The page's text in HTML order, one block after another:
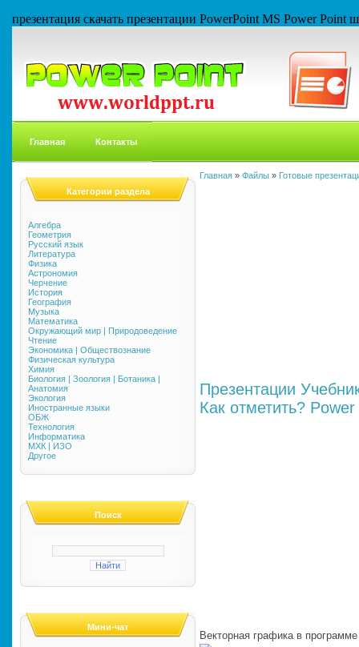
презентация скачать презентации PowerPoint MS Power
Главная Контакты
Категории раздела
Алгебра
Геометрия
Русский язык
Литература
Физика
Астрономия
Черчение
История
География
Музыка
Математика
Окружающий мир | Природоведение
Чтение
Экономика | Обществознание
Физическая культура
Химия
Биология | Зоология | Ботаника |
Анатомия
Экология
Иностранные языки
ОБЖ
Технология
Информатика
МХК | ИЗО
Другое
Поиск
Мини-чат
Главная » Файлы » Готовые
Презентации
Как отметить?
Векторная графика в